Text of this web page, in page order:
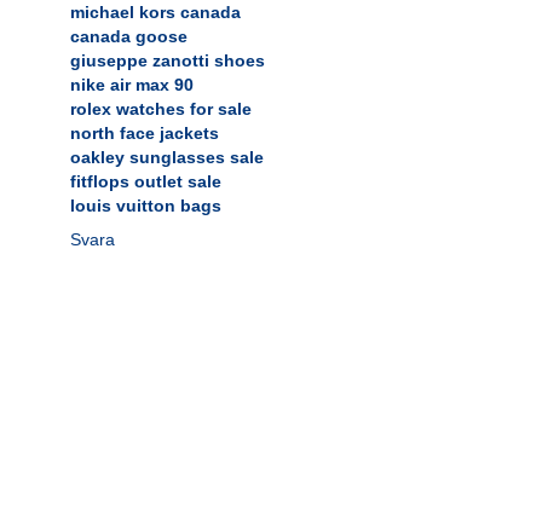
michael kors canada
canada goose
giuseppe zanotti shoes
nike air max 90
rolex watches for sale
north face jackets
oakley sunglasses sale
fitflops outlet sale
louis vuitton bags
Svara